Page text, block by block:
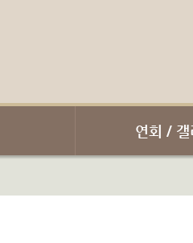
연회 /